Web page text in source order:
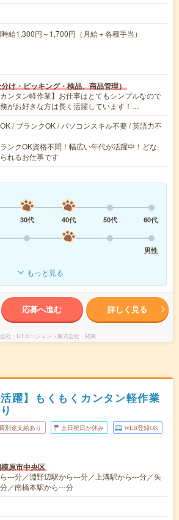
給1,300円～1,700円（月給＋各種手当）
け・ピッキング・検品、商品管理）
カンタン軽作業】お仕事はとてもシンプルなので
がお好きな方は長く活躍しています！…
/ ブランクOK / パソコンスキル不要 / 英語力不
ンクOK資格不問！幅広い年代が活躍中！どな
れるお仕事です
30代 40代 50代
60代
男性
もっと見る
応募へ進む 詳しく見る
社 UTエージェント株式会社 関東
活躍】もくもくカンタン軽作業
別途支給あり 土日祝日が休み WEB登録OK
原市中央区
---分／淵野辺駅から---分／上溝駅から---分／矢
／南橋本駅から---分